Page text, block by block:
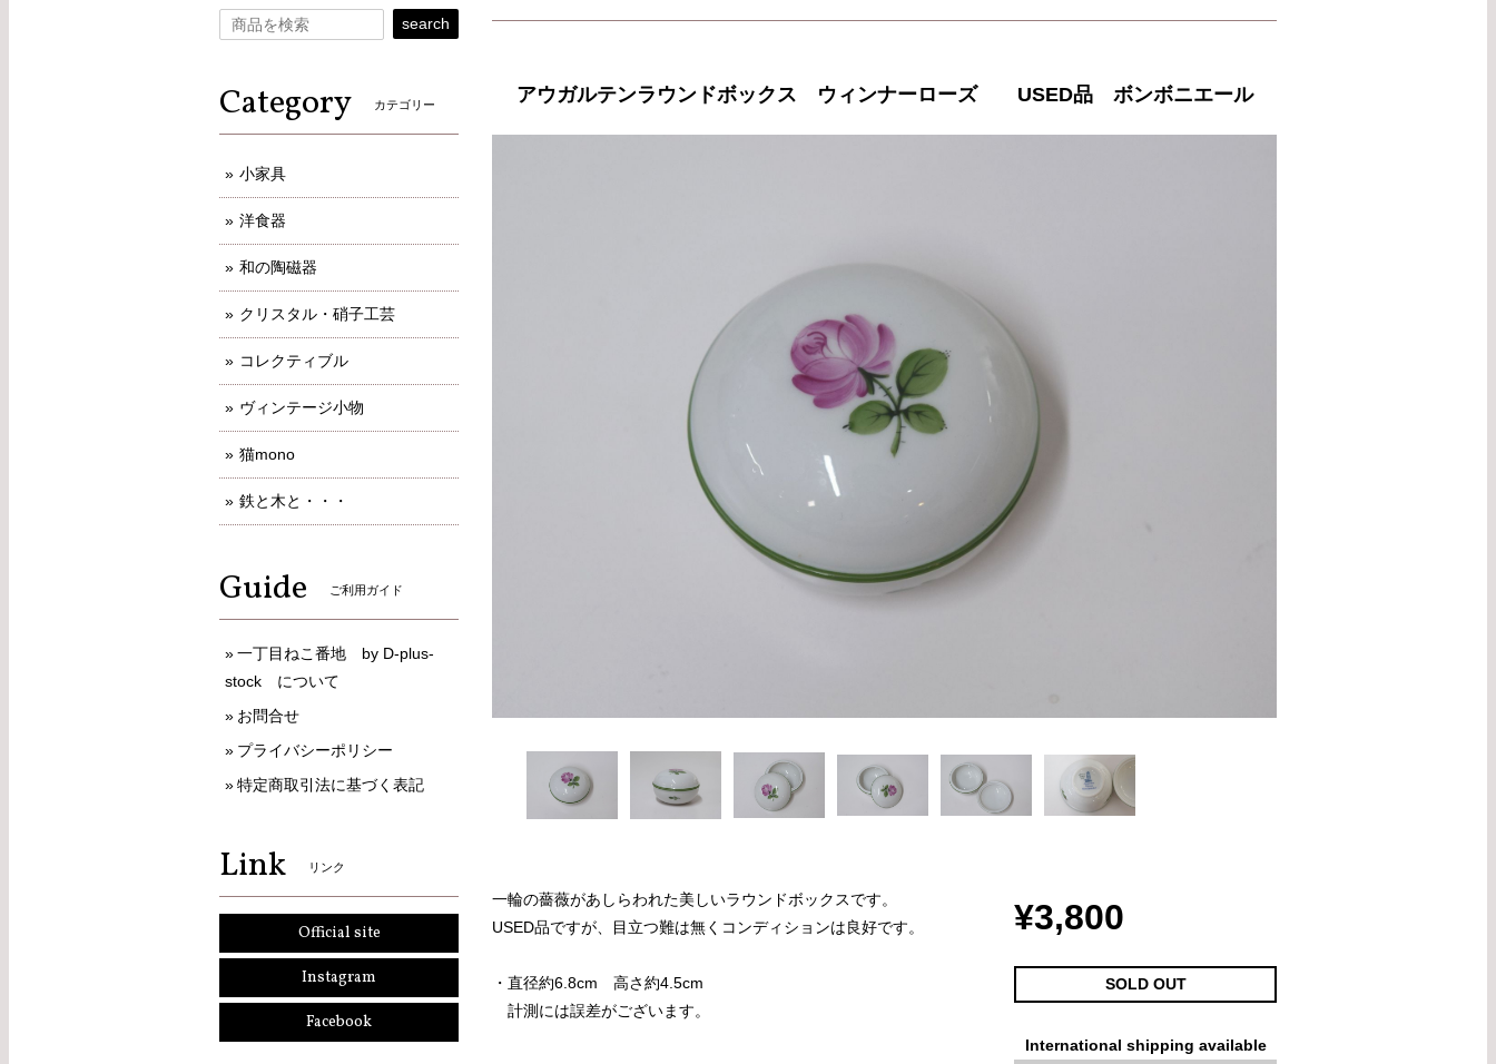
アウガルテンラウンドボックス ウィンナーローズ USED品 ボンボニエール
一輪の薔薇があしらわれた美しいラウンドボックスです。
USED品ですが、目立つ難は無くコンディションは良好です。
・直径約6.8cm 高さ約4.5cm
計測には誤差がございます。
¥3,800
SOLD OUT
International shipping available
search
Category カテゴリー
小家具
洋食器
和の陶磁器
クリスタル・硝子工芸
コレクティブル
ヴィンテージ小物
猫mono
鉄と木と・・・
Guide ご利用ガイド
一丁目ねこ番地 by D-plus-
stock について
お問合せ
プライバシーポリシー
特定商取引法に基づく表記
Link リンク
Official site
Instagram
Facebook